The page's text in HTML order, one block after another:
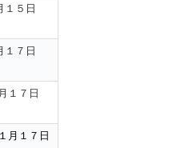
１５日
１７日
１７日
月１７日